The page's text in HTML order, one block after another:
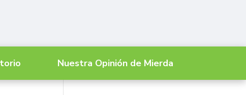
Nuestra Opinión de Mierda